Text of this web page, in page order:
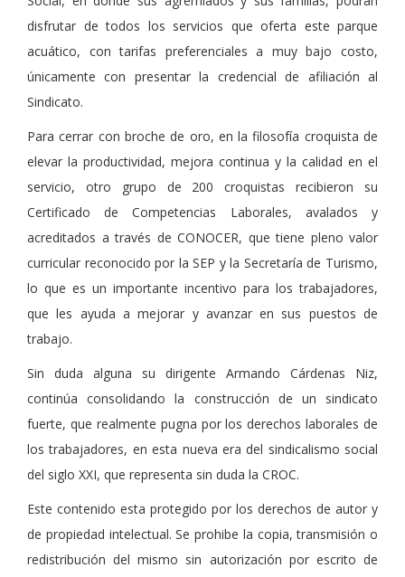
disfrutar de todos los servicios que oferta este parque
acuático, con tarifas preferenciales a muy bajo costo,
únicamente con presentar la credencial de afiliación al
Sindicato.
Para cerrar con broche de oro, en la filosofía croquista de
elevar la productividad, mejora continua y la calidad en el
servicio, otro grupo de 200 croquistas recibieron su
Certificado de Competencias Laborales, avalados y
acreditados a través de CONOCER, que tiene pleno valor
curricular reconocido por la SEP y la Secretaría de Turismo,
lo que es un importante incentivo para los trabajadores,
que les ayuda a mejorar y avanzar en sus puestos de
trabajo.
Sin duda alguna su dirigente Armando Cárdenas Niz,
continúa consolidando la construcción de un sindicato
fuerte, que realmente pugna por los derechos laborales de
los trabajadores, en esta nueva era del sindicalismo social
del siglo XXI, que representa sin duda la CROC.
Este contenido esta protegido por los derechos de autor y
de propiedad intelectual. Se prohibe la copia, transmisión o
redistribución del mismo sin autorización por escrito de